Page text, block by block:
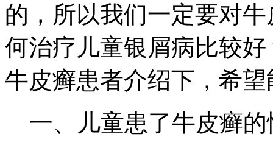
的，所以我们一定要对
何治疗儿童银屑病比较
牛皮癣患者介绍下，希
一、儿童患了牛皮癣的